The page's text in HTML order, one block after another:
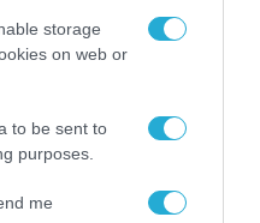
storage
on web or
to be sent to
purposes.
me